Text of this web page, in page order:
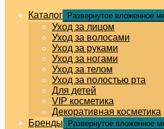
Каталог Развернутое вложенное
Уход за лицом
Уход за волосами
Уход за руками
Уход за ногами
Уход за телом
Уход за полостью рта
Для детей
VIP косметика
Декоративная косметика
Бренды
Развернутое вложенное